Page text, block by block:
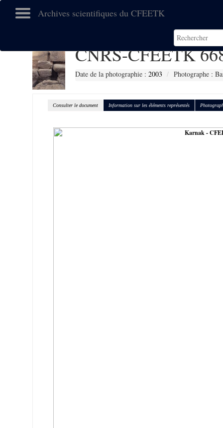
Archives scientifiques du CFEETK
CNRS-CFEETK
Date de la photographie : 2003 Photographe :
Consulter le document Information sur les éléments représentés